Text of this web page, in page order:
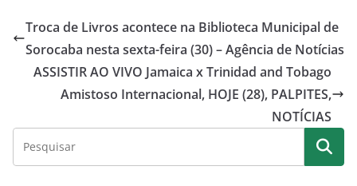
Troca de Livros acontece na Biblioteca Municipal de
Sorocaba nesta sexta-feira (30) – Agência de Notícias
ASSISTIR AO VIVO Jamaica x Trinidad and Tobago
Amistoso Internacional, HOJE (28), PALPITES,
NOTÍCIAS